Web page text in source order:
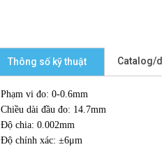
Thông số kỹ thuật Catalog/
Phạm vi đo: 0-0.6mm
Chiều dài đầu đo: 14.7mm
Độ chia: 0.002mm
Độ chính xác: ±6μm